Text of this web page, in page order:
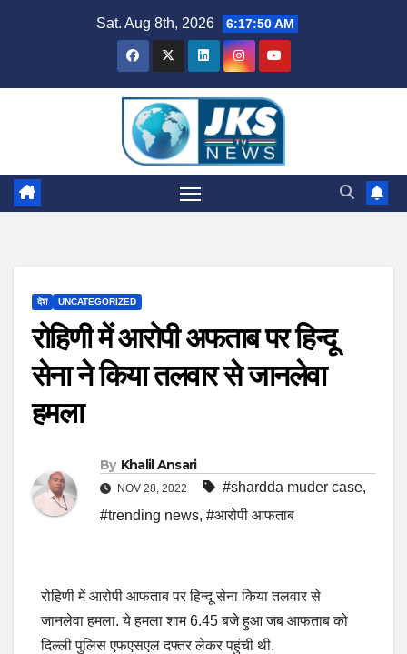
Sat. Aug 8th, 2026 6:17:51 AM
देश UNCATEGORIZED
रोहिणी में आरोपी अफताब पर हिन्दू
सेना ने किया तलवार से जानलेवा
हमला
By Khalil Ansari
NOV 28, 2022 #shardda muder case,
#trending news, #आरोपी आफताब
रोहिणी में आरोपी आफताब पर हिन्दू सेना किया तलवार से
जानलेवा हमला. ये हमला शाम 6.45 बजे हुआ जब आफताब को
दिल्ली पुलिस एफएसएल दफ्तर लेकर पहुंची थी.